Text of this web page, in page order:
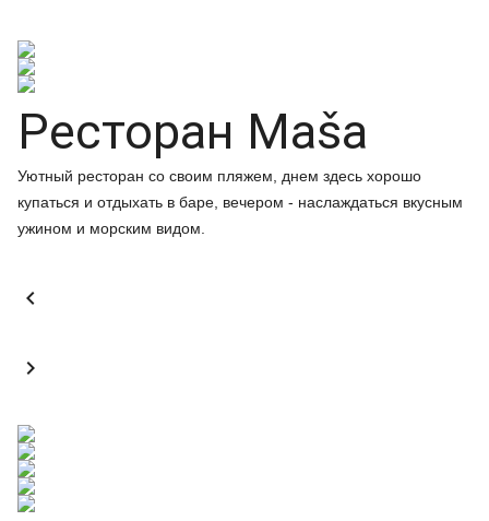
Ресторан Maša
Уютный ресторан со своим пляжем, днем здесь хорошо
купаться и отдыхать в баре, вечером - наслаждаться вкусным
ужином и морским видом.

